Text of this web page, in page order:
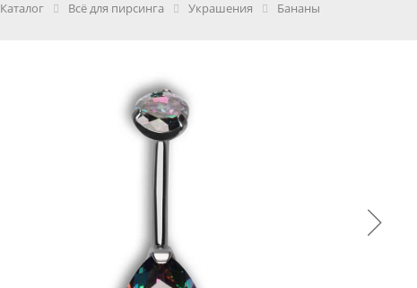
Каталог Всё для пирсинга Украшения Бананы